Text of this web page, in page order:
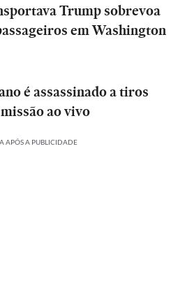
Trump sobrevoa
em Washington
é assassinado a tiros
ao vivo
APÓS A PUBLICIDADE